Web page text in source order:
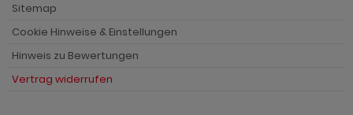
Sitemap
Cookie Hinweise & Einstellungen
Hinweis zu Bewertungen
Vertrag widerrufen